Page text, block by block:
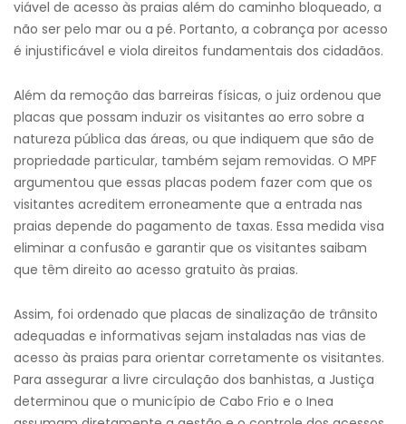
viável de acesso às praias além do caminho bloqueado, a
não ser pelo mar ou a pé. Portanto, a cobrança por acesso
é injustificável e viola direitos fundamentais dos cidadãos.
Além da remoção das barreiras físicas, o juiz ordenou que
placas que possam induzir os visitantes ao erro sobre a
natureza pública das áreas, ou que indiquem que são de
propriedade particular, também sejam removidas. O MPF
argumentou que essas placas podem fazer com que os
visitantes acreditem erroneamente que a entrada nas
praias depende do pagamento de taxas. Essa medida visa
eliminar a confusão e garantir que os visitantes saibam
que têm direito ao acesso gratuito às praias.
Assim, foi ordenado que placas de sinalização de trânsito
adequadas e informativas sejam instaladas nas vias de
acesso às praias para orientar corretamente os visitantes.
Para assegurar a livre circulação dos banhistas, a Justiça
determinou que o município de Cabo Frio e o Inea